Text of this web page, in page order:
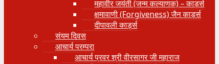
महावीर जयंती (जन्म कल्याणक) – कार्ड्स
क्षमावाणी (Forgiveness) जैन कार्ड्स
दीपावली कार्ड्स
संयम दिवस
आचार्य परम्परा
आचार्य प्रवर श्री वीरसागर जी महाराज